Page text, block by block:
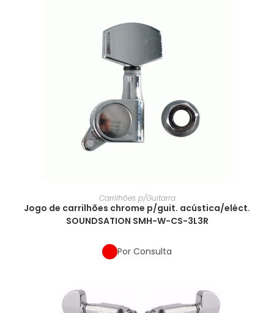
Carrilhões p/Guitarra
Jogo de carrilhões chrome p/guit. acústica/eléct.
SOUNDSATION SMH-W-CS-3L3R
Por Consulta